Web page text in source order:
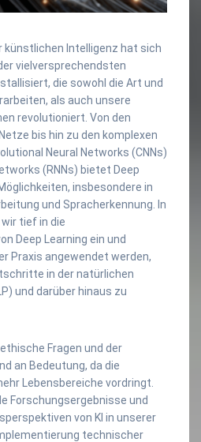
künstlichen Intelligenz hat sich
vielversprechendsten
die sowohl die Art und
als auch unsere
revolutioniert. Von den
bis hin zu den komplexen
Neural Networks (CNNs)
(RNNs) bietet Deep
insbesondere in
und Spracherkennung. In
tief in die
Deep Learning ein und
Praxis angewendet werden,
in der natürlichen
und darüber hinaus zu
Fragen und der
an Bedeutung, da die
Lebensbereiche vordringt.
Forschungsergebnisse und
von KI in unserer
technischer